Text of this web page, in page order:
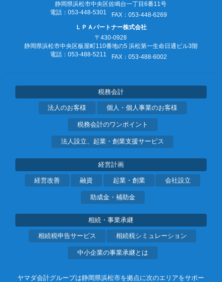
静岡県浜松市中央区佐鳴台一丁目6番11号
電話：053‐448‐5301
FAX：053‐448‐6269
ＬＰＡパートナー株式会社
〒430-0928
静岡県浜松市中央区板屋町110番地の5 浜松第一生命日通ビル3階
電話：053‐488‐5211
FAX：053‐488‐6002
税務会計
法人のお客様 個人・個人事業のお客様
税務会計のワンポイント
法人設立、起業・創業支援サービス
経営計画
経営改善 融資 起業・創業 会社設立
助成金・補助金
相続・事業承継
相続税申告サービス 相続税シミュレーション
中小企業の事業承継とは
ヤマダ会計グループは静岡県浜松市を拠点に次のエリアをサポー